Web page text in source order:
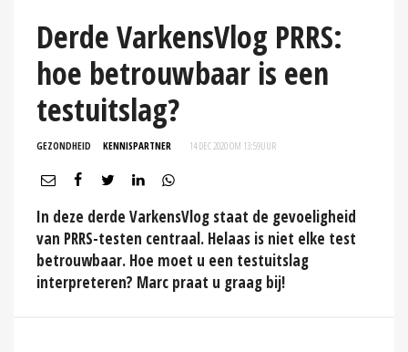
Derde VarkensVlog PRRS:
hoe betrouwbaar is een
testuitslag?
GEZONDHEID KENNISPARTNER 14 DEC 2020 OM 13:59UUR
In deze derde VarkensVlog staat de gevoeligheid
van PRRS-testen centraal. Helaas is niet elke test
betrouwbaar. Hoe moet u een testuitslag
interpreteren? Marc praat u graag bij!